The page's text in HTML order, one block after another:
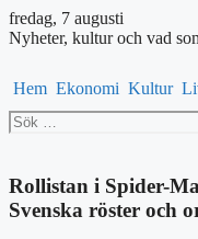
fredag, 7 augusti
Nyheter, kultur och vad
Hem Ekonomi Kultur
Sök
efter:
Rollistan i Spider-
Svenska röster och